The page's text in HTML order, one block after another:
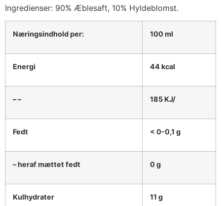
Ingredienser: 90% Æblesaft, 10% Hyldeblomst.
Næringsindhold per: 100 ml
Energi 44 kcal
– – 185 KJ/
Fedt < 0-0,1 g
– heraf mættet fedt 0 g
Kulhydrater 11 g